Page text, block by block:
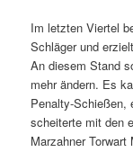
Im letzten Viertel
Schläger und
An diesem Stand
mehr ändern. Es
Penalty-Schießen,
scheiterte mit den
Marzahner